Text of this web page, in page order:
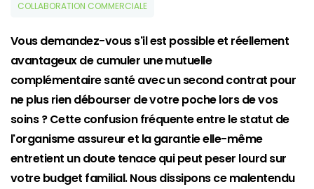
COLLABORATION COMMERCIALE
Vous demandez-vous s'il est possible et réellement
avantageux de cumuler une mutuelle
complémentaire santé avec un second contrat pour
ne plus rien débourser de votre poche lors de vos
soins ? Cette confusion fréquente entre le statut de
l'organisme assureur et la garantie elle-même
entretient un doute tenace qui peut peser lourd sur
votre budget familial. Nous dissipons ce malentendu